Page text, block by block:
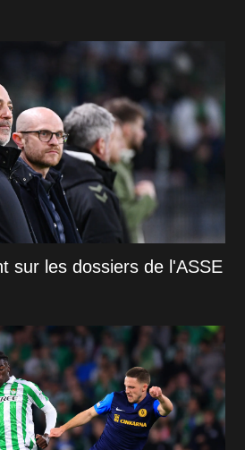
sur les dossiers de l'ASSE